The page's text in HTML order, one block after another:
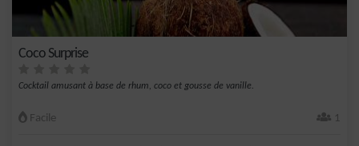
Coco Surprise
Cocktail amusant à base de rhum, coco et gousse de vanille.
Facile 1